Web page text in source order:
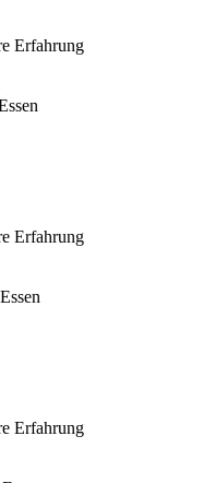
Erfahrung
Erfahrung
Essen
Erfahrung